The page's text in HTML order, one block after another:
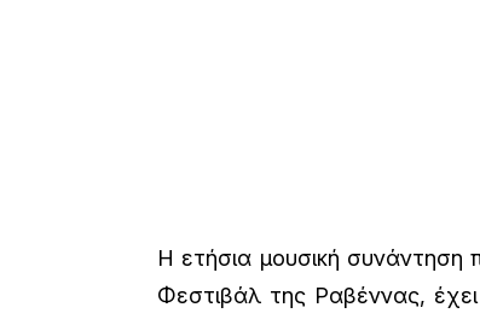
Η ετήσια μουσική συνάντηση
Φεστιβάλ της Ραβέννας,